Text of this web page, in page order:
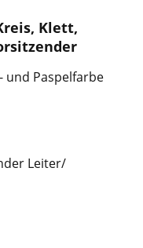
Klett,
und Paspelfarbe
Leiter/